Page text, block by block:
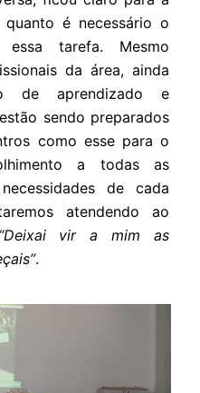
é necessário o
tarefa. Mesmo
da área, ainda
de aprendizado e
sendo preparados
como esse para o
a todas as
de cada
atendendo ao
“Deixai vir a mim as
.